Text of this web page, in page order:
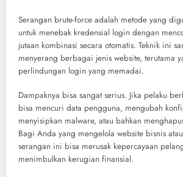
Serangan brute-force adalah metode yang
untuk menebak kredensial login dengan
jutaan kombinasi secara otomatis. Teknik ini
menyerang berbagai jenis website, terutama
perlindungan login yang memadai.
Dampaknya bisa sangat serius. Jika pelaku
bisa mencuri data pengguna, mengubah
menyisipkan malware, atau bahkan
Bagi Anda yang mengelola website bisnis
serangan ini bisa merusak kepercayaan
menimbulkan kerugian finansial.